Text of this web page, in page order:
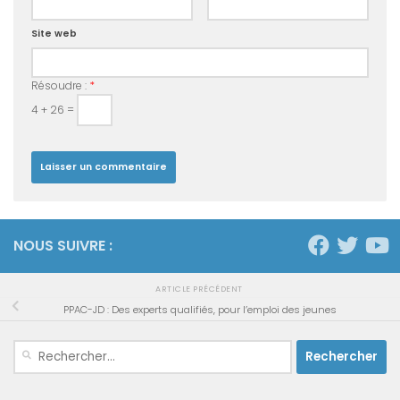
Site web
Résoudre : *
4 + 26 =
NOUS SUIVRE :
ARTICLE PRÉCÉDENT
PPAC-JD : Des experts qualifiés, pour l’emploi des jeunes
Rechercher :